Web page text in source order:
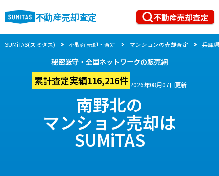
不動産売却査定 不動産売却査定
SUMiTAS(スミタス) 不動産売却・査定 マンションの売却査定 兵庫県
秘密厳守・全国ネットワークの販売網
累計査定実績116,216件 2026年08月07日更新
南野北の
マンション売却は
SUMiTAS